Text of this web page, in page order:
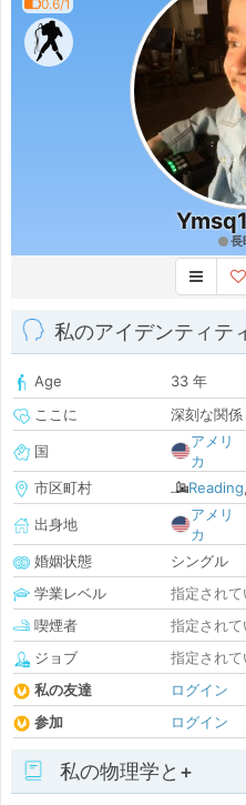
0.6/1
長
私のアイデンティテ
Age
33 年
ここに
深刻な関係
国
アメリ
カ
市区町村
Reading,
出身地
アメリ
カ
婚姻状態
シングル
学業レベル
指定され
喫煙者
指定され
ジョブ
指定され
私の友達
ログイン
参加
ログイン
私の物理学と+